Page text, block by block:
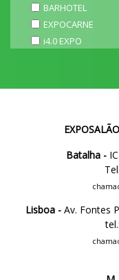
BARHOTEL
EXPOCARNE
i4.0 EXPO
Batalha -
Lisboa - Av. Fontes